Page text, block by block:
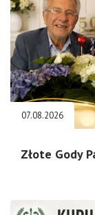
07.08.2026
Złote Gody